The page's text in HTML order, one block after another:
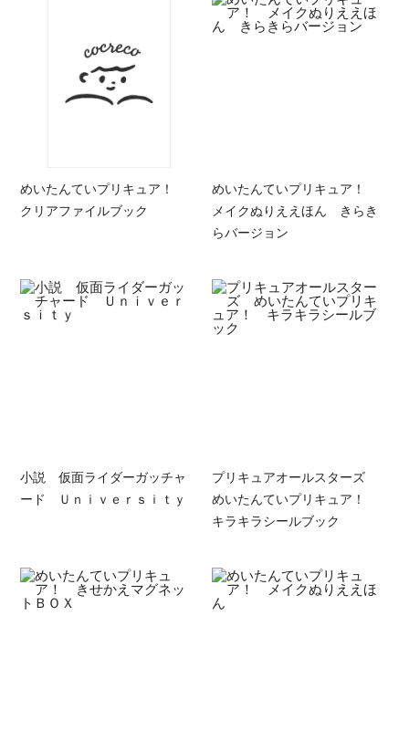
めいたんていプリキュア！
クリアファイルブック
めいたんていプリキュア！
メイクぬりええほん きらき
らバージョン
小説 仮面ライダーガッチャ
ード Ｕｎｉｖｅｒｓｉｔｙ
プリキュアオールスターズ
めいたんていプリキュア！
キラキラシールブック